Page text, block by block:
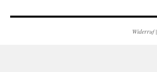
Widerruf|